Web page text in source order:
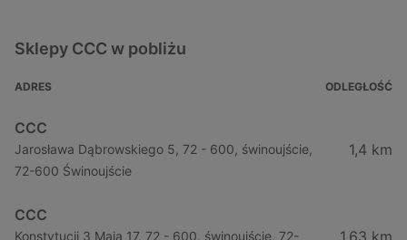
Sklepy CCC w pobliżu
ADRES ODLEGŁOŚĆ
CCC
Jarosława Dąbrowskiego 5, 72 - 600, świnoujście,
72-600 Świnoujście
1,4 km
CCC
Konstytucji 3 Maja 17, 72 - 600, świnoujście, 72-